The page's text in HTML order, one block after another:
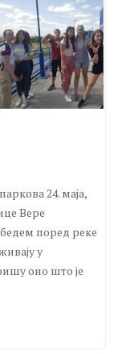
24. маја,
Вере
поред реке
у
оно што је